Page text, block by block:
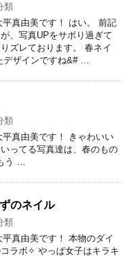
類
真由美です！ はい。 前記
、写真UPをサボり過ぎて
ズレております。 春ネイ
デザインですね&# …
類
真由美です！ きゃわいい
ってる写真達は、春のもの
う …
のネイル
類
真由美です！ 本物のダイ
ラボ✧ やっぱ女子はキラキ